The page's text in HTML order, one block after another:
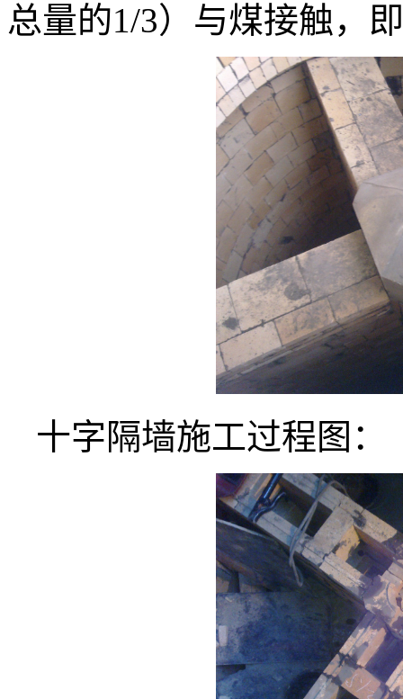
总量的1/3）与煤接触，
十字隔墙施工过程图：